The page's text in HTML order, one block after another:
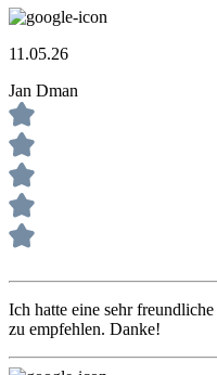
11.05.26
Jan Dman
Ich hatte eine sehr
zu empfehlen. Danke!